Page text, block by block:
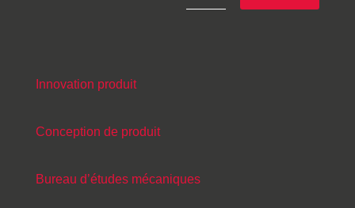
Innovation produit
Conception de produit
Bureau d’études mécaniques